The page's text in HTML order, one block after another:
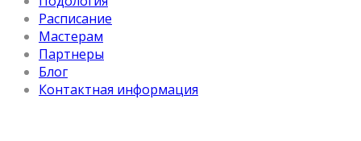
Расписание
Мастерам
Партнеры
Блог
Контактная информация